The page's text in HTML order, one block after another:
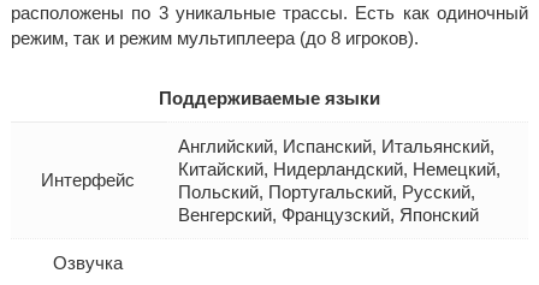
расположены по 3 уникальные трассы. Есть как одиночный
режим, так и режим мультиплеера (до 8 игроков).
Поддерживаемые языки
Интерфейс
Английский, Испанский, Итальянский,
Китайский, Нидерландский, Немецкий,
Польский, Португальский, Русский,
Венгерский, Французский, Японский
Озвучка